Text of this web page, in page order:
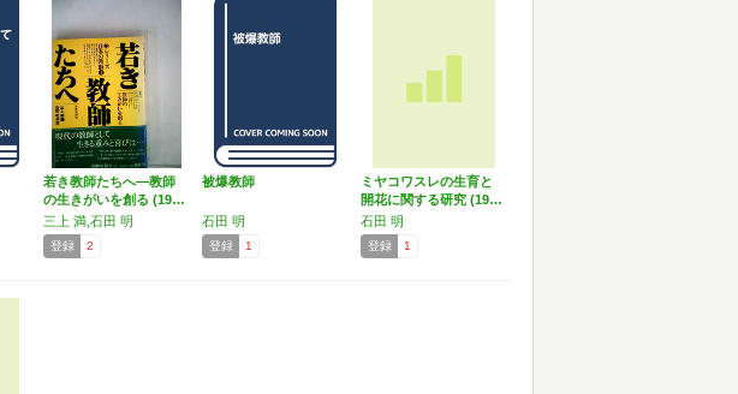
若き教師たちへ―教師
の生きがいを創る (19…
三上 満,石田 明
登録 2
被爆教師
石田 明
登録 1
ミヤコワスレの生育と
開花に関する研究 (19…
石田 明
登録 1